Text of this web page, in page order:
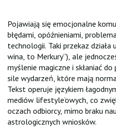
Pojawiają się emocjonalne
błędami, opóźnieniami,
technologii. Taki przekaz
wina, to Merkury”), ale
myślenie magiczne i skłaniać
sile wydarzeń, które mają
Tekst operuje językiem
mediów lifestyle’owych, co
oczach odbiorcy, mimo braku
astrologicznych wniosków.